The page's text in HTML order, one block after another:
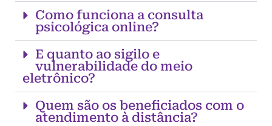
Como funciona a consulta
psicológica online?
E quanto ao sigilo e
vulnerabilidade do meio
eletrônico?
Quem são os beneficiados com o
atendimento à distância?